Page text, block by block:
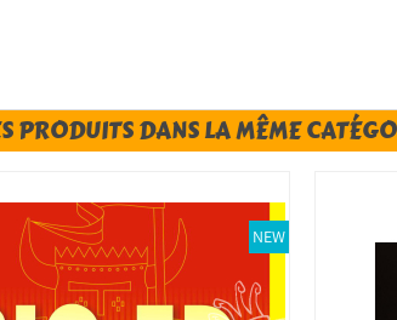
PRODUITS DANS LA MÊME
NEW